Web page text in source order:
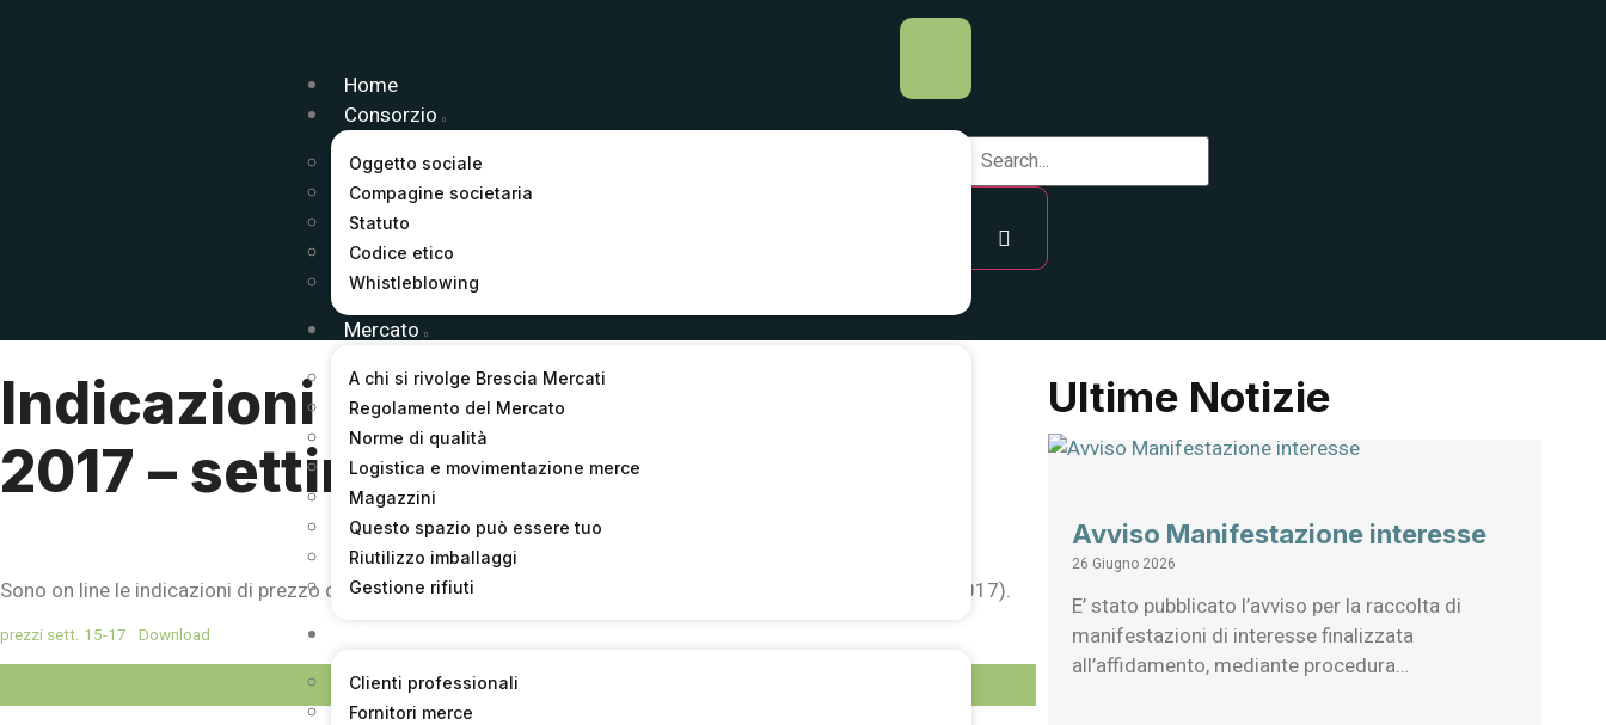
Home
Consorzio
Oggetto sociale
Compagine societaria
Statuto
Codice etico
Whistleblowing
Mercato
A chi si rivolge Brescia Mercati
Regolamento del Mercato
Norme di qualità
Logistica e movimentazione merce
Magazzini
Questo spazio può essere tuo
Riutilizzo imballaggi
Gestione rifiuti
Clienti professionali
Fornitori merce
Indicazioni prezzi del 12 APRILE
2017 – settimana 15/2017
Sono on line le indicazioni di prezzo del mercato di Brescia della settimana 15/2017 (dati raccolti il 12.04.2017).
prezzi sett. 15-17 Download
Visualizzazioni pagina:
Ultime Notizie
Avviso Manifestazione interesse
26 Giugno 2026
E’ stato pubblicato l’avviso per la raccolta di
manifestazioni di interesse finalizzata
all’affidamento, mediante procedura…